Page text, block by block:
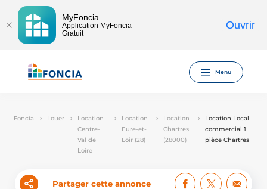
MyFoncia
Application MyFoncia
Gratuit
Ouvrir
Menu
Foncia Louer
Location
Centre-
Val de
Loire
Location
Eure-et-
Loir (28)
Location
Chartres
(28000)
Location Local
commercial 1
pièce Chartres
Partager cette annonce